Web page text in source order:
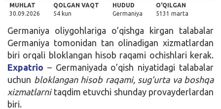
MUHLAT
30.09.2026
QOLGAN VAQT
54 kun
HUDUD
Germaniya
O'QILGAN
5131 marta
Germaniya oliygohlariga o’qishga kirgan talabalar
Germaniya tomonidan tan olinadigan xizmatlardan
biri orqali bloklangan hisob raqami ochishlari kerak.
Expatrio – Germaniyada o’qish niyatidagi talabalar
uchun bloklangan hisob raqami, sug’urta va boshqa
xizmatlarnitaqdim etuvchi shunday provayderlardan
biri.